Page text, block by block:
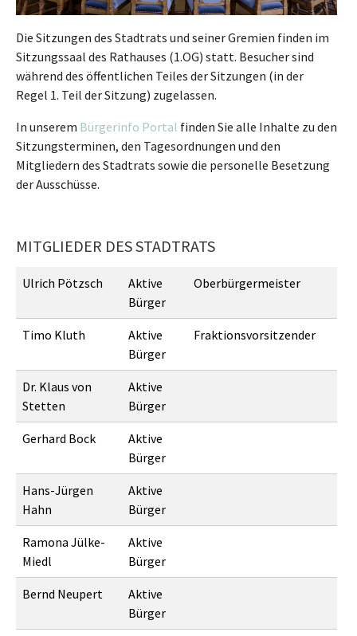
Die Sitzungen des Stadtrats und seiner Gremien finden im
Sitzungssaal des Rathauses (1.OG) statt. Besucher sind
während des öffentlichen Teiles der Sitzungen (in der
Regel 1. Teil der Sitzung) zugelassen.
In unserem Bürgerinfo Portal finden Sie alle Inhalte zu den
Sitzungsterminen, den Tagesordnungen und den
Mitgliedern des Stadtrats sowie die personelle Besetzung
der Ausschüsse.
MITGLIEDER DES STADTRATS
Ulrich Pötzsch
Aktive
Bürger
Oberbürgermeister
Timo Kluth
Aktive
Bürger
Fraktionsvorsitzender
Dr. Klaus von
Stetten
Aktive
Bürger
Gerhard Bock
Aktive
Bürger
Hans-Jürgen
Hahn
Aktive
Bürger
Ramona Jülke-
Miedl
Aktive
Bürger
Bernd Neupert
Aktive
Bürger